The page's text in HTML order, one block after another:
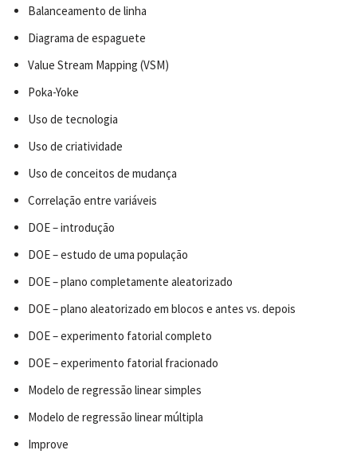
Balanceamento de linha
Diagrama de espaguete
Value Stream Mapping (VSM)
Poka-Yoke
Uso de tecnologia
Uso de criatividade
Uso de conceitos de mudança
Correlação entre variáveis
DOE – introdução
DOE – estudo de uma população
DOE – plano completamente aleatorizado
DOE – plano aleatorizado em blocos e antes vs. depois
DOE – experimento fatorial completo
DOE – experimento fatorial fracionado
Modelo de regressão linear simples
Modelo de regressão linear múltipla
Improve